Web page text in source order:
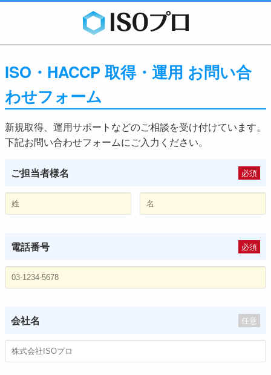
ISO・HACCP 取得・運用 お問い合
わせフォーム
新規取得、運用サポートなどのご相談を受け付けています。
下記お問い合わせフォームにご入力ください。
ご担当者様名 必須
電話番号 必須
会社名 任意